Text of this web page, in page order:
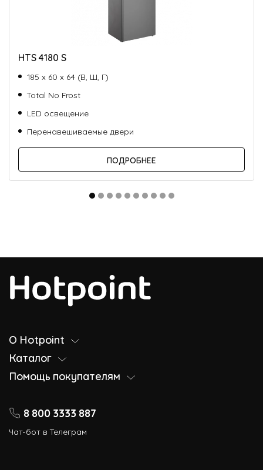
HTS 4180 S
185 х 60 х 64 (В, Ш, Г)
Total No Frost
LED освещение
Перенавешиваемые двери
ПОДРОБНЕЕ
О Hotpoint
Каталог
Помощь покупателям
8 800 3333 887
Чат-бот в Телеграм